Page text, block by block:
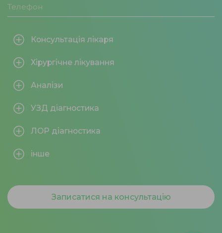
Консультація лікаря
Хірургічне лікування
Аналізи
УЗД діагностика
ЛОР діагностика
інше
Записатися на консультацію